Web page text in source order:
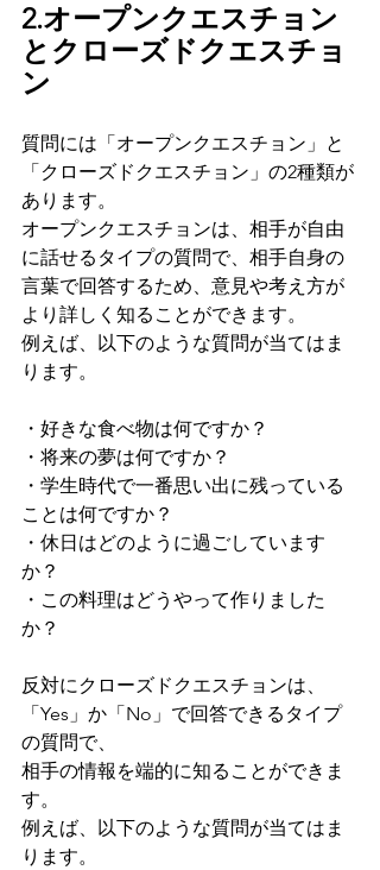
2.オープンクエスチョン
とクローズドクエスチョ
ン
質問には「オープンクエスチョン」と
「クローズドクエスチョン」の2種類が
あります。
オープンクエスチョンは、相手が自由
に話せるタイプの質問で、相手自身の
言葉で回答するため、意見や考え方が
より詳しく知ることができます。
例えば、以下のような質問が当てはま
ります。
・好きな食べ物は何ですか？
・将来の夢は何ですか？
・学生時代で一番思い出に残っている
ことは何ですか？
・休日はどのように過ごしています
か？
・この料理はどうやって作りました
か？
反対にクローズドクエスチョンは、
「Yes」か「No」で回答できるタイプ
の質問で、
相手の情報を端的に知ることができま
す。
例えば、以下のような質問が当てはま
ります。